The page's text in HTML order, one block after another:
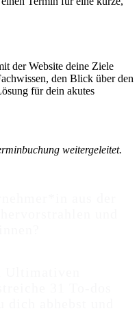
der Website deine Ziele
den Blick über den
für dein akutes
weitergeleitet.